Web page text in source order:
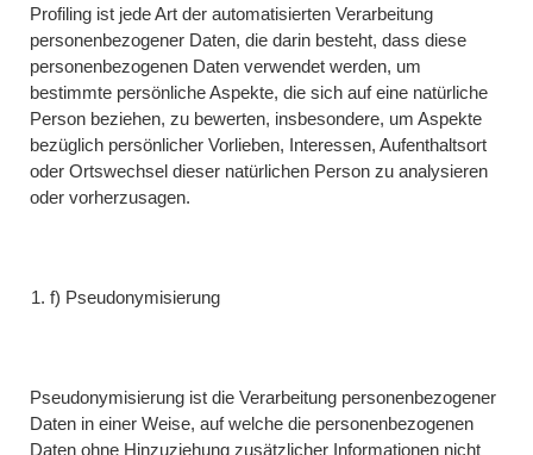
Profiling ist jede Art der automatisierten Verarbeitung
personenbezogener Daten, die darin besteht, dass diese
personenbezogenen Daten verwendet werden, um
bestimmte persönliche Aspekte, die sich auf eine natürliche
Person beziehen, zu bewerten, insbesondere, um Aspekte
bezüglich persönlicher Vorlieben, Interessen, Aufenthaltsort
oder Ortswechsel dieser natürlichen Person zu analysieren
oder vorherzusagen.
f) Pseudonymisierung
Pseudonymisierung ist die Verarbeitung personenbezogener
Daten in einer Weise, auf welche die personenbezogenen
Daten ohne Hinzuziehung zusätzlicher Informationen nicht